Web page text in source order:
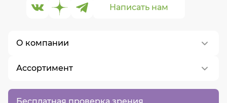
Бесплатная проверка зрения
О компании
О нас
Контакты
Ассортимент
Написать нам